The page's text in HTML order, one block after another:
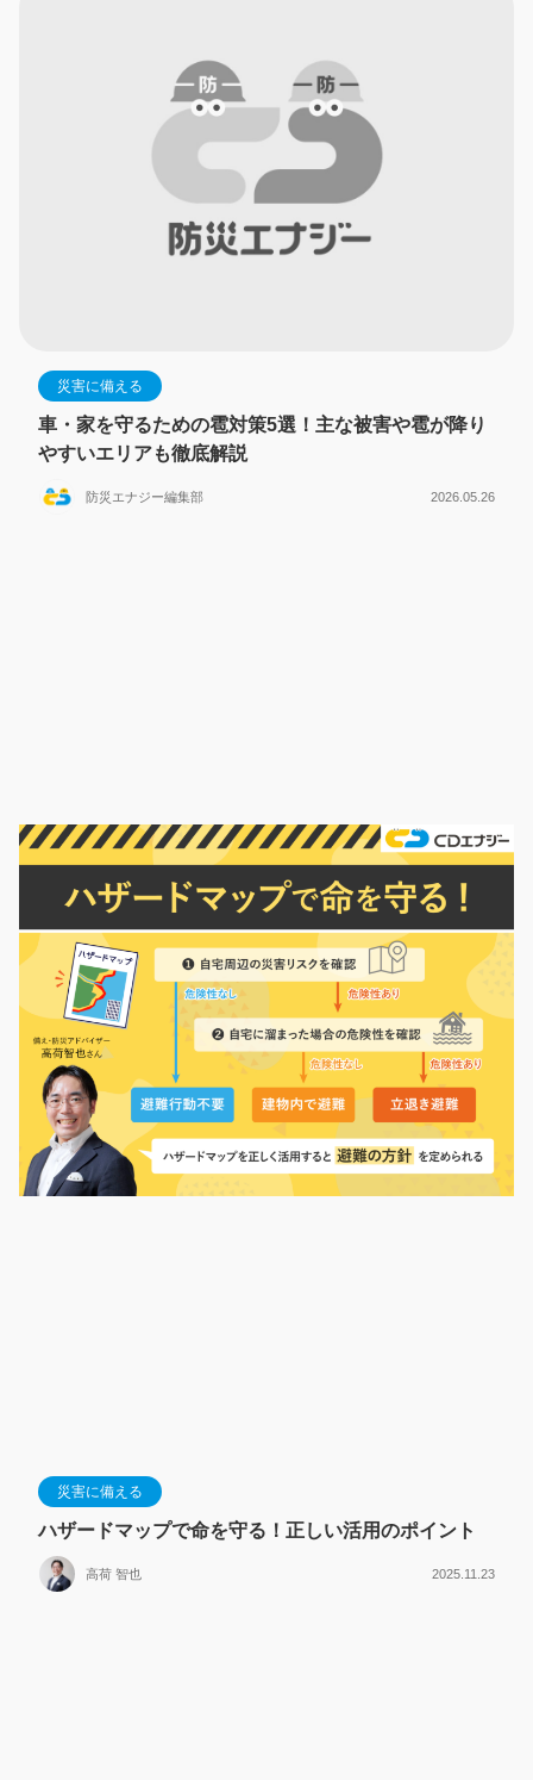
災害に備える
車・家を守るための雹対策5選！主な被害や雹が降り
やすいエリアも徹底解説
防災エナジー編集部 2026.05.26
災害に備える
ハザードマップで命を守る！正しい活用のポイント
高荷 智也 2025.11.23